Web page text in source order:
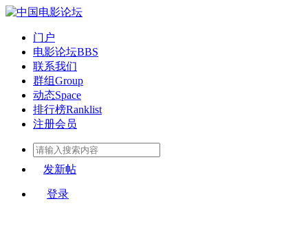
门户
电影论坛BBS
联系我们
群组Group
动态Space
排行榜Ranklist
注册会员
发新帖
登录